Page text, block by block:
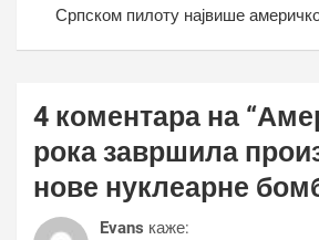
Српском пилоту највише
4 коментара на “
рока завршила
нове нуклеарне
Evans каже: